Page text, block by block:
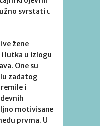
svrstati u
žene
i lutka u izlogu
One su
zadatog
i
motivisane
prvma. U